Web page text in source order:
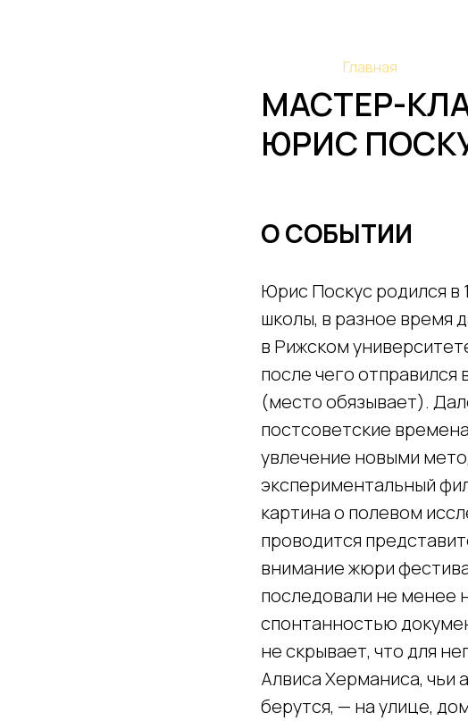
Главная
МАСТЕР-
ЮРИС
О СОБЫТИИ
Юрис Поскус родился
школы, в разное время
в Рижском
после чего
(место обязывает).
постсоветские
увлечение новыми
экспериментальный
картина о полевом
проводится
внимание жюри
последовали не менее
спонтанностью
не скрывает, что для
Алвиса Херманиса, чьи
берутся, — на улице,